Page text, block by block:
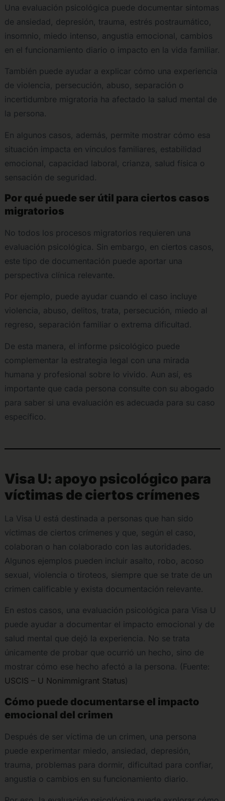
Una evaluación psicológica puede documentar síntomas
de ansiedad, depresión, trauma, estrés postraumático,
insomnio, miedo intenso, angustia emocional, cambios
en el funcionamiento diario o impacto en la vida familiar.
También puede ayudar a explicar cómo una experiencia
de violencia, persecución, abuso, separación o
incertidumbre migratoria ha afectado la salud mental de
la persona.
En algunos casos, además, permite mostrar cómo esa
situación impacta en vínculos familiares, estabilidad
emocional, capacidad laboral, crianza, salud física o
sensación de seguridad.
Por qué puede ser útil para ciertos casos
migratorios
No todos los procesos migratorios requieren una
evaluación psicológica. Sin embargo, en ciertos casos,
este tipo de documentación puede aportar una
perspectiva clínica relevante.
Por ejemplo, puede ayudar cuando el caso incluye
violencia, abuso, delitos, trata, persecución, miedo al
regreso, separación familiar o extrema dificultad.
De esta manera, el informe psicológico puede
complementar la estrategia legal con una mirada
humana y profesional sobre lo vivido. Aun así, es
importante que cada persona consulte con su abogado
para saber si una evaluación es adecuada para su caso
específico.
Visa U: apoyo psicológico para
víctimas de ciertos crímenes
La Visa U está destinada a personas que han sido
víctimas de ciertos crímenes y que, según el caso,
colaboran o han colaborado con las autoridades.
Algunos ejemplos pueden incluir asalto, robo, acoso
sexual, violencia o tiroteos, siempre que se trate de un
crimen calificable y exista documentación relevante.
En estos casos, una evaluación psicológica para Visa U
puede ayudar a documentar el impacto emocional y de
salud mental que dejó la experiencia. No se trata
únicamente de probar que ocurrió un hecho, sino de
mostrar cómo ese hecho afectó a la persona. (Fuente:
USCIS – U Nonimmigrant Status)
Cómo puede documentarse el impacto
emocional del crimen
Después de ser víctima de un crimen, una persona
puede experimentar miedo, ansiedad, depresión,
trauma, problemas para dormir, dificultad para confiar,
angustia o cambios en su funcionamiento diario.